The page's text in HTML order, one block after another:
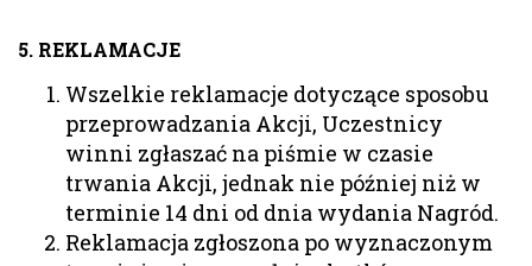
5. REKLAMACJE
Wszelkie reklamacje dotyczące sposobu
przeprowadzania Akcji, Uczestnicy
winni zgłaszać na piśmie w czasie
trwania Akcji, jednak nie później niż w
terminie 14 dni od dnia wydania Nagród.
Reklamacja zgłoszona po wyznaczonym